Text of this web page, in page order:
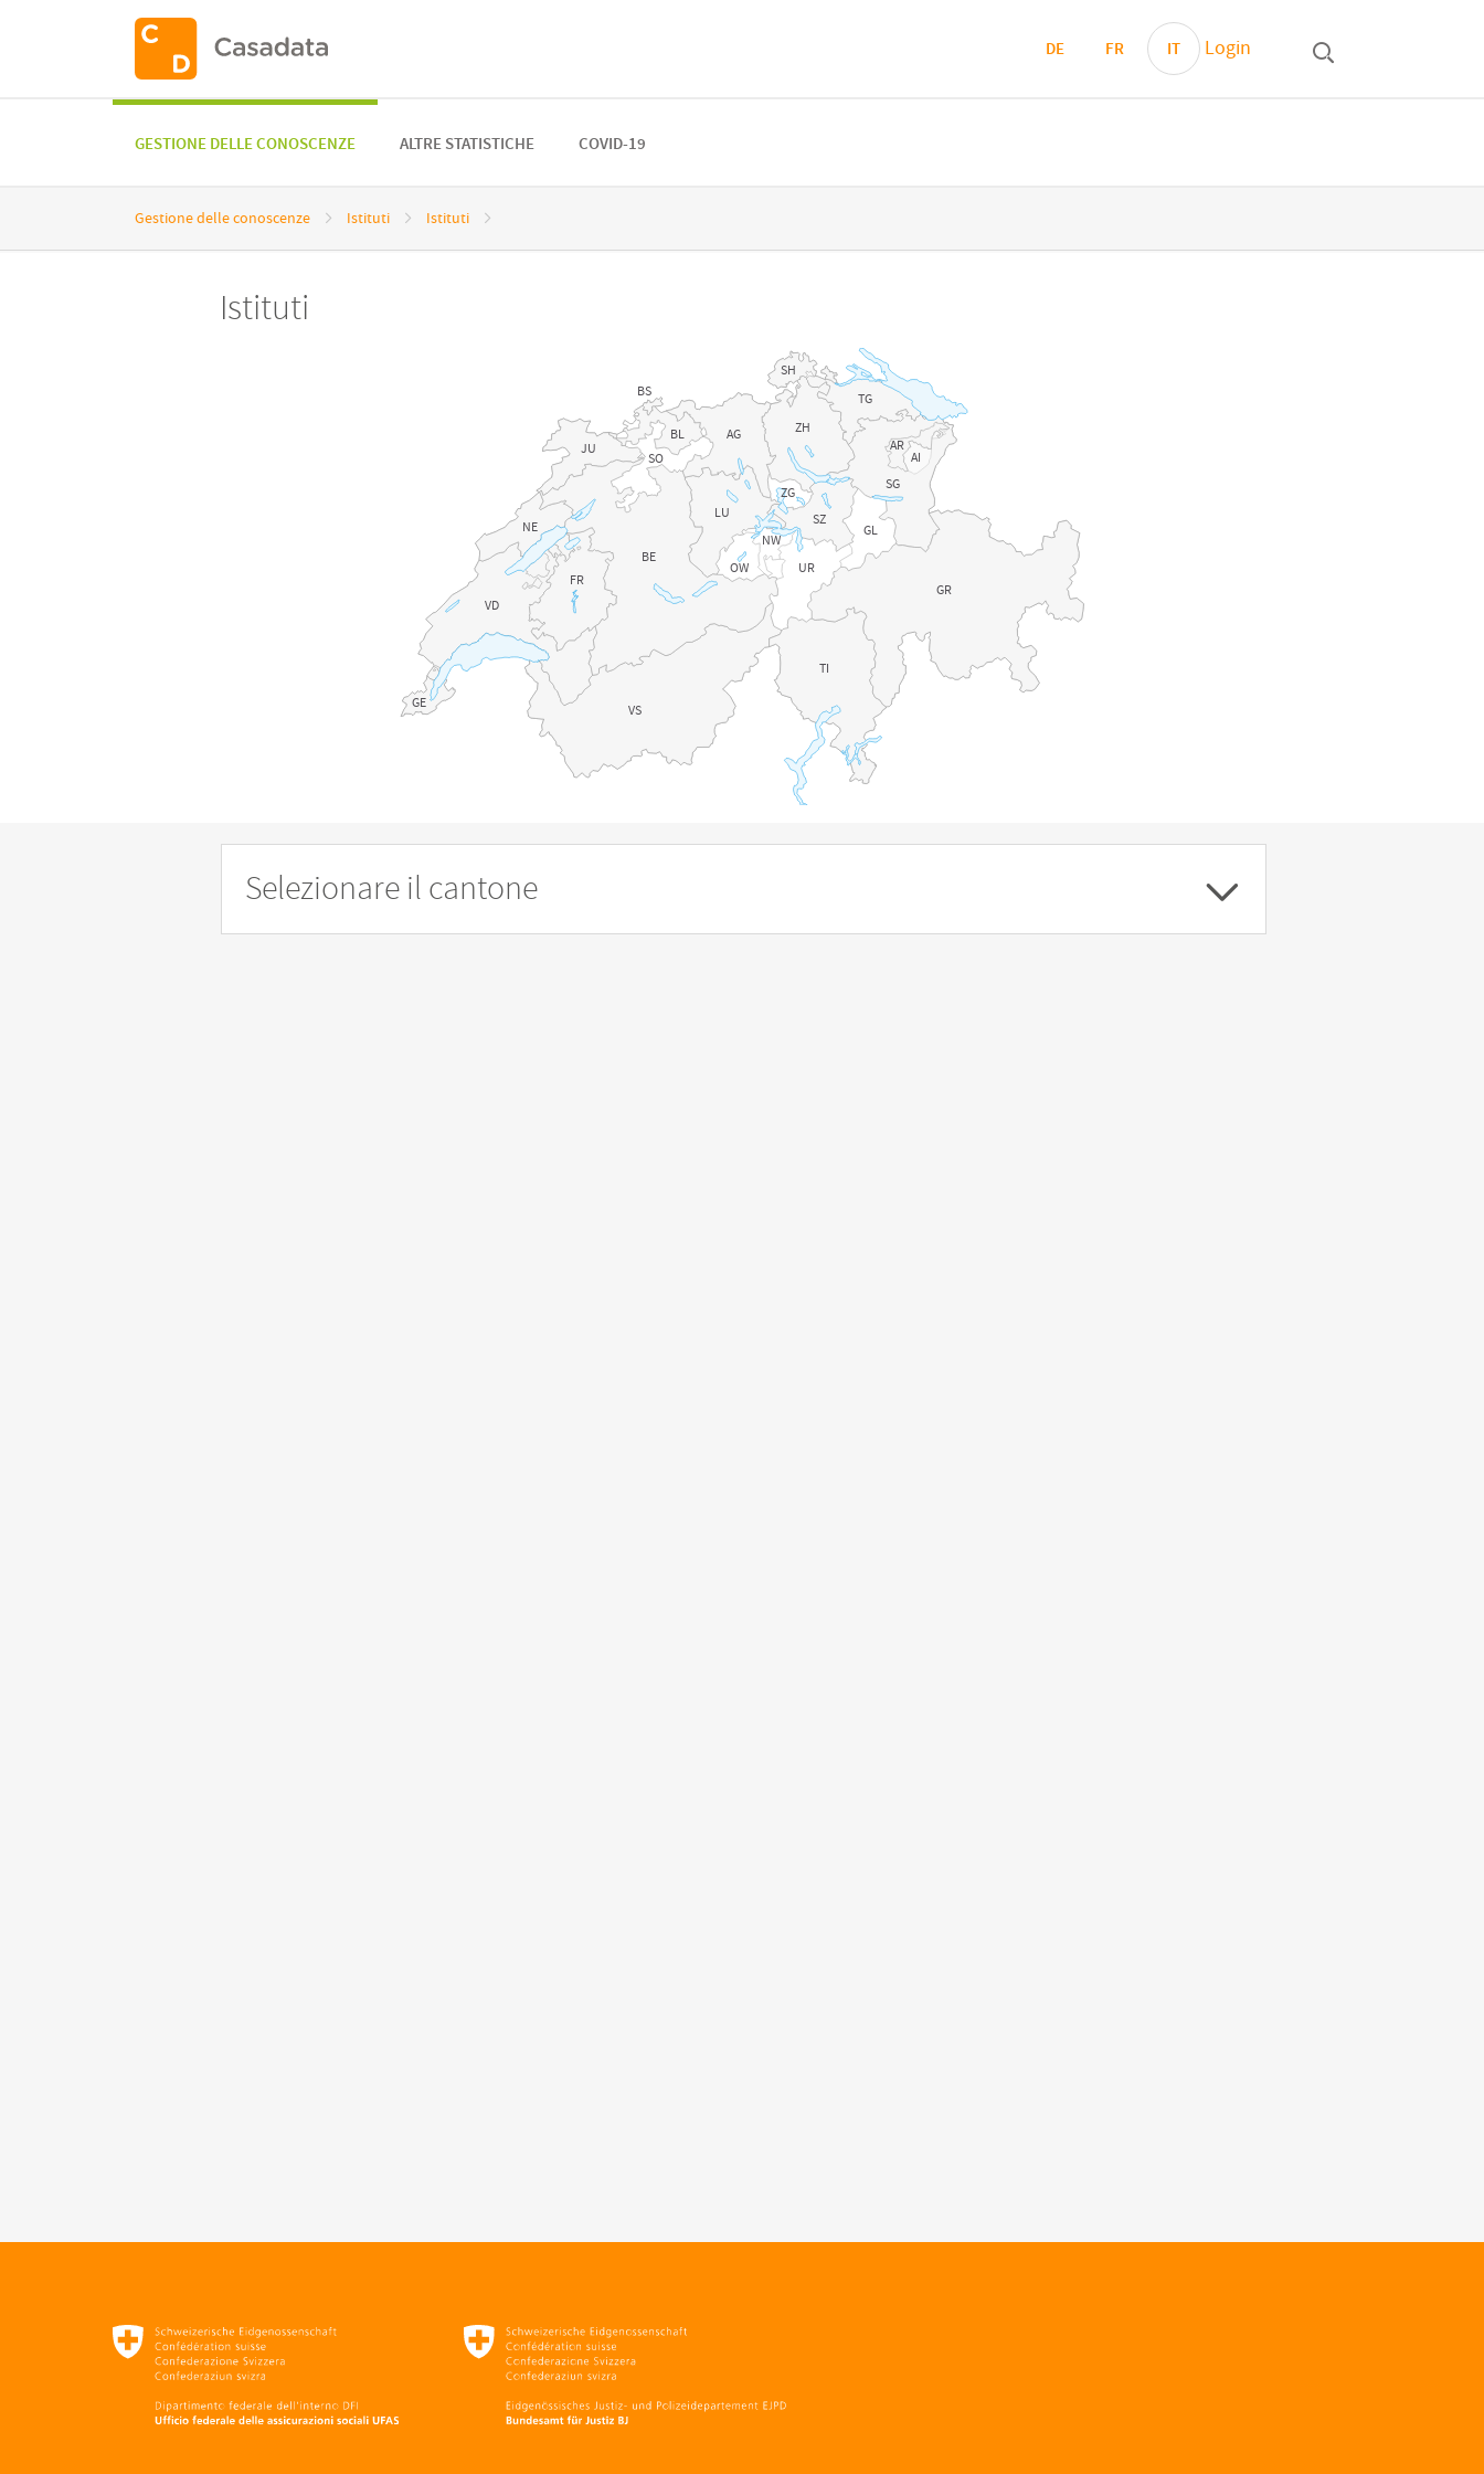
DE FR IT Login
GESTIONE DELLE CONOSCENZE ALTRE STATISTICHE COVID-19
Gestione delle conoscenze Istituti Istituti
Istituti
SH
ZH
ZG
BS
LU
BE
TI
VD
FR
NE
GE
GR
SO
BL AG
AR
AI
SZ
OW
SG
VS
JU
TG
NW
GL
UR
Selezionare il cantone